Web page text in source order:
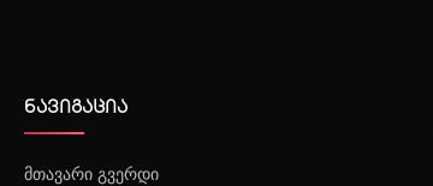
ნავიგაცია
მთავარი გვერდი